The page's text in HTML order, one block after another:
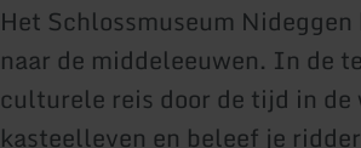
Het Schlossmuseum
naar de middeleeuwen. In de
culturele reis door de tijd in
kasteelleven en beleef je